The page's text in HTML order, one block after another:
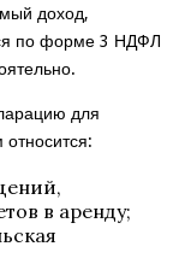
доход,
по форме 3 НДФЛ
для
в аренду;